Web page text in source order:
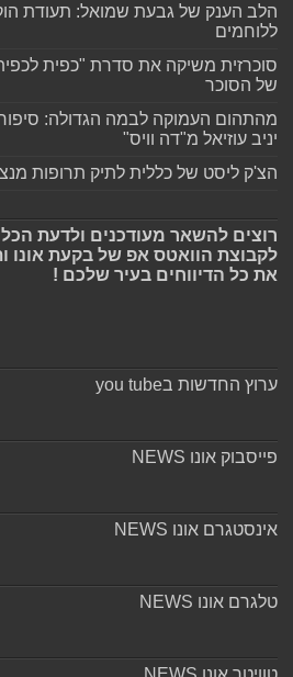
הלב הענק של גבעת שמואל: תעודת
ללוחמים
סוכרזית משיקה את סדרת "כפית
של הסוכר
מהתהום העמוקה לבמה הגדולה:
יניב עוזיאל מ"דה וויס"
הצ'ק ליסט של כללית לתיק תרופות
רוצים להשאר מעודכנים ולדעת
לקבוצת הוואטס אפ של בקעת אונו
את כל הדיווחים בעיר שלכם !
ערוץ החדשות בyou tube
פייסבוק אונו NEWS
אינסטגרם אונו NEWS
טלגרם אונו NEWS